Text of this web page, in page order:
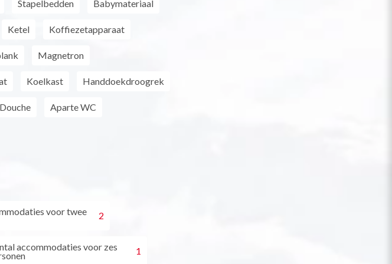
Stapelbedden Babymateriaal
Ketel Koffiezetapparaat
Magnetron
Koelkast Handdoekdroogrek
Douche Aparte WC
voor twee 2
accommodaties voor zes 1